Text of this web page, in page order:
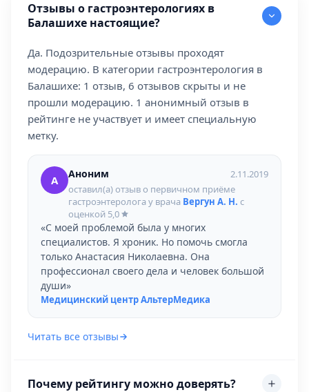
Отзывы о гастроэнтерологиях в
Балашихе настоящие?
Да. Подозрительные отзывы проходят
модерацию. В категории гастроэнтерология в
Балашихе: 1 отзыв, 6 отзывов скрыты и не
прошли модерацию. 1 анонимный отзыв в
рейтинге не участвует и имеет специальную
метку.
А Аноним
2.11.2019
оставил(а) отзыв о первичном приёме
гастроэнтеролога у врача Вергун А. Н. с
оценкой 5,0
«С моей проблемой была у многих
специалистов. Я хроник. Но помочь смогла
только Анастасия Николаевна. Она
профессионал своего дела и человек большой
души»
Медицинский центр АльтерМедика
Читать все отзывы
Почему рейтингу можно доверять?